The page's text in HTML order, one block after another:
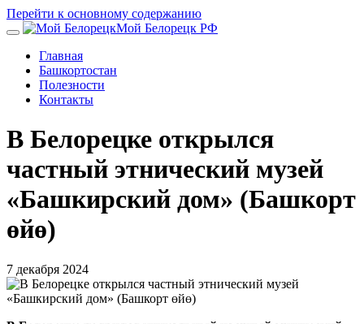
Перейти к основному содержанию
Мой Белорецк РФ
Главная
Башкортостан
Полезности
Контакты
В Белорецке открылся
частный этнический музей
«Башкирский дом» (Башкорт
өйө)
7 декабря 2024